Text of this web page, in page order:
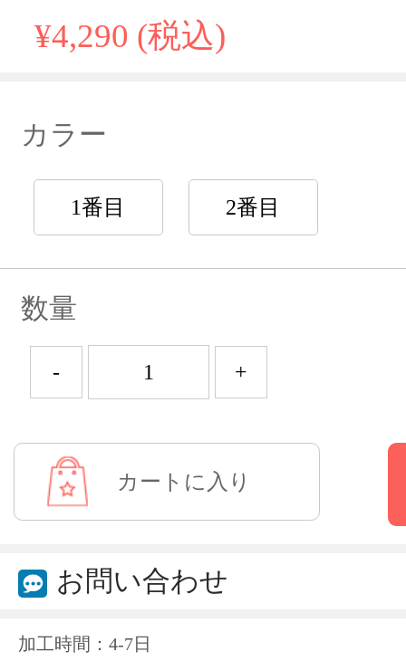
¥4,290 (税込)
カラー
1番目 2番目
数量
- +
お問い合わせ
加工時間：4-7日